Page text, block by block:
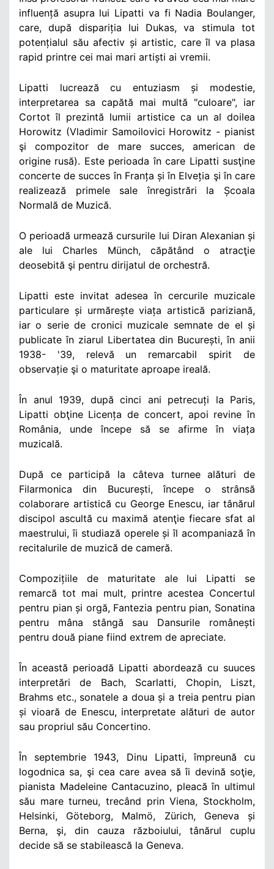
influență asupra lui Lipatti va fi Nadia Boulanger,
care, după dispariția lui Dukas, va stimula tot
potențialul său afectiv și artistic, care îl va plasa
rapid printre cei mai mari artiști ai vremii.
Lipatti lucrează cu entuziasm și modestie,
interpretarea sa capătă mai multă "culoare", iar
Cortot îl prezintă lumii artistice ca un al doilea
Horowitz (Vladimir Samoilovici Horowitz - pianist
şi compozitor de mare succes, american de
origine rusă). Este perioada în care Lipatti susţine
concerte de succes în Franța și în Elveția şi în care
realizează primele sale înregistrări la Școala
Normală de Muzică.
O perioadă urmează cursurile lui Diran Alexanian și
ale lui Charles Münch, căpătând o atracţie
deosebită şi pentru dirijatul de orchestră.
Lipatti este invitat adesea în cercurile muzicale
particulare și urmărește viața artistică pariziană,
iar o serie de cronici muzicale semnate de el și
publicate în ziarul Libertatea din București, în anii
1938- '39, relevă un remarcabil spirit de
observație şi o maturitate aproape ireală.
În anul 1939, după cinci ani petrecuți la Paris,
Lipatti obţine Licența de concert, apoi revine în
România, unde începe să se afirme în viața
muzicală.
După ce participă la câteva turnee alături de
Filarmonica din București, începe o strânsă
colaborare artistică cu George Enescu, iar tânărul
discipol ascultă cu maximă atenţie fiecare sfat al
maestrului, îi studiază operele și îl acompaniază în
recitalurile de muzică de cameră.
Compozițiile de maturitate ale lui Lipatti se
remarcă tot mai mult, printre acestea Concertul
pentru pian și orgă, Fantezia pentru pian, Sonatina
pentru mâna stângă sau Dansurile românești
pentru două piane fiind extrem de apreciate.
În această perioadă Lipatti abordează cu suuces
interpretări de Bach, Scarlatti, Chopin, Liszt,
Brahms etc., sonatele a doua și a treia pentru pian
și vioară de Enescu, interpretate alături de autor
sau propriul său Concertino.
În septembrie 1943, Dinu Lipatti, împreună cu
logodnica sa, şi cea care avea să îi devină soţie,
pianista Madeleine Cantacuzino, pleacă în ultimul
său mare turneu, trecând prin Viena, Stockholm,
Helsinki, Göteborg, Malmö, Zürich, Geneva și
Berna, şi, din cauza războiului, tânărul cuplu
decide să se stabilească la Geneva.